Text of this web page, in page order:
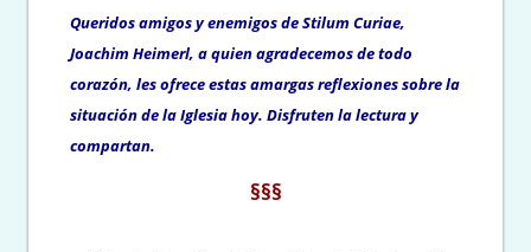
Queridos amigos y enemigos deStilum Curiae,
Joachim Heimerl, a quien agradecemos de todo
corazón, les ofrece estas amargas reflexiones sobre la
situación de la Iglesia hoy. Disfruten la lectura y
compartan.
§§§